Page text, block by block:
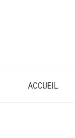
ACCUEIL